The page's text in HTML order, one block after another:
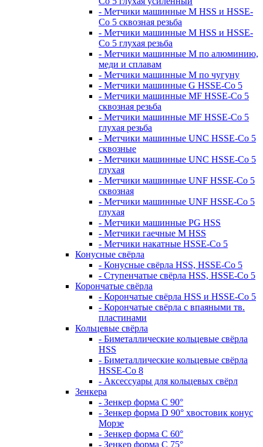
- Метчики машинные M HSS и HSSE-
Co 5 сквозная резьба
- Метчики машинные M HSS и HSSE-
Co 5 глухая резьба
- Метчики машинные M по алюминию,
меди и сплавам
- Метчики машинные M по чугуну
- Метчики машинные G HSSE-Co 5
- Метчики машинные MF HSSE-Co 5
сквозная резьба
- Метчики машинные MF HSSE-Co 5
глухая резьба
- Метчики машинные UNC HSSE-Co 5
сквозные
- Метчики машинные UNC HSSE-Co 5
глухая
- Метчики машинные UNF HSSE-Co 5
сквозная
- Метчики машинные UNF HSSE-Co 5
глухая
- Метчики машинные PG HSS
- Метчики гаечные M HSS
- Метчики накатные HSSE-Co 5
Конусные свёрла
- Конусные свёрла HSS, HSSE-Co 5
- Ступенчатые свёрла HSS, HSSE-Co 5
Корончатые свёрла
- Корончатые свёрла HSS и HSSE-Co 5
- Корончатые свёрла с впаяными тв.
пластинами
Кольцевые свёрла
- Биметаллические кольцевые свёрла
HSS
- Биметаллические кольцевые свёрла
HSSE-Co 8
- Аксессуары для кольцевых свёрл
Зенкера
- Зенкер форма С 90°
- Зенкер форма D 90° хвостовик конус
Морзе
- Зенкер форма С 60°
- Зенкер форма С 75°